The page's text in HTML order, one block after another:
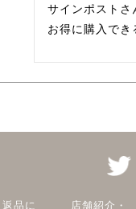
サインポスト
お得に購入でき
返品に 店舗紹介・